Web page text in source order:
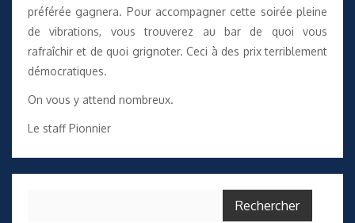
préférée gagnera. Pour accompagner cette soirée pleine
de vibrations, vous trouverez au bar de quoi vous
rafraîchir et de quoi grignoter. Ceci à des prix terriblement
démocratiques.
On vous y attend nombreux.
Le staff Pionnier